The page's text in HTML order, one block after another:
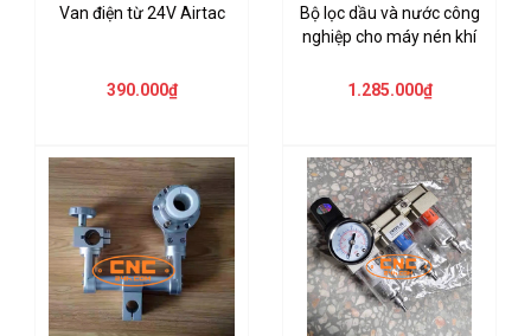
Van điện từ 24V Airtac
390.000₫
Bộ lọc dầu và nước công
nghiệp cho máy nén khí
1.285.000₫